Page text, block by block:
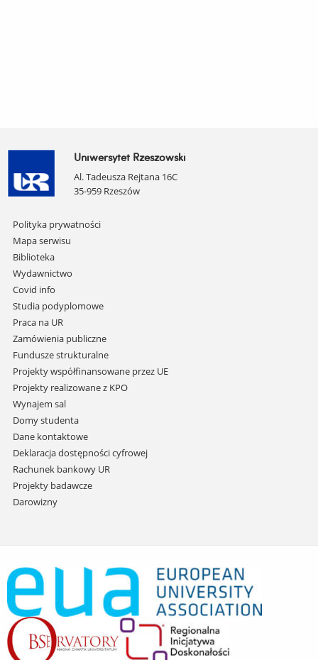
Uniwersytet Rzeszowski
Al. Tadeusza Rejtana 16C
35-959 Rzeszów
Pomiń
nawigację
i
przejdź
do
treści
Polityka prywatności
Mapa serwisu
Biblioteka
Wydawnictwo
Covid info
Studia podyplomowe
Praca na UR
Zamówienia publiczne
Fundusze strukturalne
Projekty współfinansowane przez UE
Projekty realizowane z KPO
Wynajem sal
Domy studenta
Dane kontaktowe
Deklaracja dostępności cyfrowej
Rachunek bankowy UR
Projekty badawcze
Darowizny